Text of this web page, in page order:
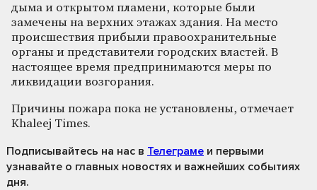
дыма и открытом пламени, которые были
замечены на верхних этажах здания. На место
происшествия прибыли правоохранительные
органы и представители городских властей. В
настоящее время предпринимаются меры по
ликвидации возгорания.
Причины пожара пока не установлены, отмечает
Khaleej Times.
Подписывайтесь на нас в Телеграме и первыми
узнавайте о главных новостях и важнейших событиях
дня.